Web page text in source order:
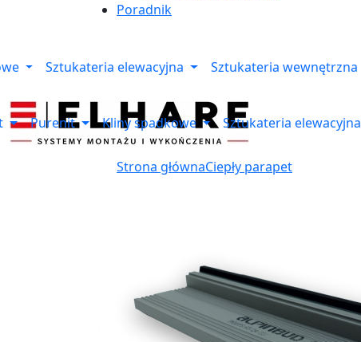
Poradnik
Sztukateria elewacyjna Sztukateria wewnętrzna
Purenit Kliny spadkowe Sztukateria elewacyjna
Strona głównaCiepły parapet